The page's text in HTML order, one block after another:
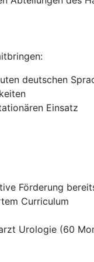
deutschen
Einsatz
Förderung
Curriculum
Urologie (60